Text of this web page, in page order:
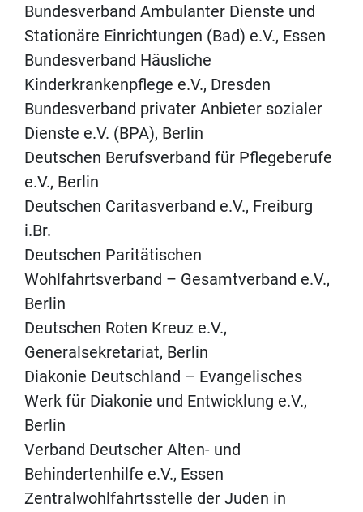
Bundesverband Ambulanter Dienste und
Stationäre Einrichtungen (Bad) e.V., Essen
Bundesverband Häusliche
Kinderkrankenpflege e.V., Dresden
Bundesverband privater Anbieter sozialer
Dienste e.V. (BPA), Berlin
Deutschen Berufsverband für Pflegeberufe
e.V., Berlin
Deutschen Caritasverband e.V., Freiburg
i.Br.
Deutschen Paritätischen
Wohlfahrtsverband – Gesamtverband e.V.,
Berlin
Deutschen Roten Kreuz e.V.,
Generalsekretariat, Berlin
Diakonie Deutschland – Evangelisches
Werk für Diakonie und Entwicklung e.V.,
Berlin
Verband Deutscher Alten- und
Behindertenhilfe e.V., Essen
Zentralwohlfahrtsstelle der Juden in